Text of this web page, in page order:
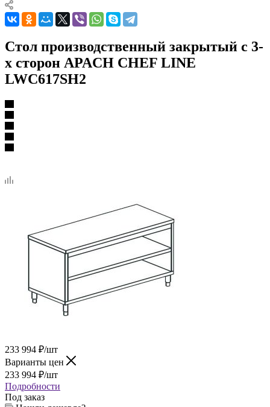
Стол производственный закрытый с 3-
х сторон APACH CHEF LINE
LWC617SH2
233 994 ₽/шт
Варианты цен
233 994 ₽/шт
Подробности
Под заказ